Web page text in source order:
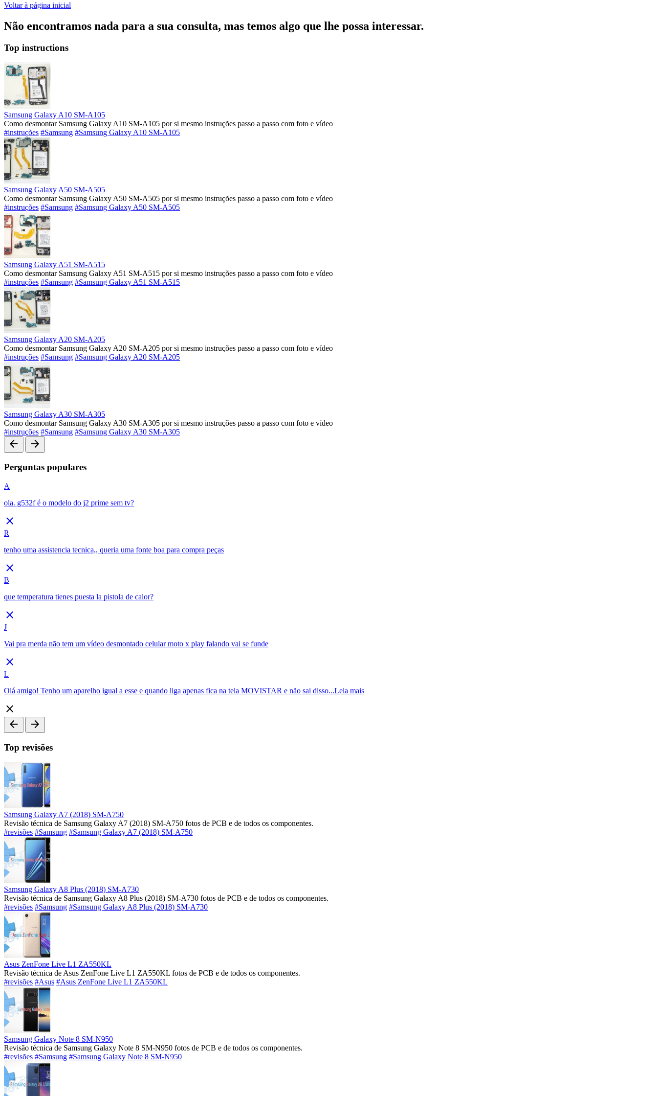
Voltar à página inicial
Não encontramos nada para a sua consulta, mas temos algo que lhe possa interessar.
Top instructions
Samsung Galaxy A10 SM-A105
Como desmontar Samsung Galaxy A10 SM-A105 por si mesmo instruções passo a passo com foto e vídeo
#instruções #Samsung #Samsung Galaxy A10 SM-A105
Samsung Galaxy A50 SM-A505
Como desmontar Samsung Galaxy A50 SM-A505 por si mesmo instruções passo a passo com foto e vídeo
#instruções #Samsung #Samsung Galaxy A50 SM-A505
Samsung Galaxy A51 SM-A515
Como desmontar Samsung Galaxy A51 SM-A515 por si mesmo instruções passo a passo com foto e vídeo
#instruções #Samsung #Samsung Galaxy A51 SM-A515
Samsung Galaxy A20 SM-A205
Como desmontar Samsung Galaxy A20 SM-A205 por si mesmo instruções passo a passo com foto e vídeo
#instruções #Samsung #Samsung Galaxy A20 SM-A205
Samsung Galaxy A30 SM-A305
Como desmontar Samsung Galaxy A30 SM-A305 por si mesmo instruções passo a passo com foto e vídeo
#instruções #Samsung #Samsung Galaxy A30 SM-A305
arrow_back arrow_forward
Perguntas populares
A
ola. g532f é o modelo do j2 prime sem tv?
close
R
tenho uma assistencia tecnica,, queria uma fonte boa para compra peças
close
B
que temperatura tienes puesta la pistola de calor?
close
J
Vai pra merda não tem um vídeo desmontado celular moto x play falando vai se funde
close
L
Olá amigo! Tenho um aparelho igual a esse e quando liga apenas fica na tela MOVISTAR e não sai disso...Leia mais
close
arrow_back
arrow_forward
Top revisões
Samsung Galaxy A7 (2018) SM-A750
Revisão técnica de Samsung Galaxy A7 (2018) SM-A750 fotos de PCB e de todos os componentes.
#revisões #Samsung #Samsung Galaxy A7 (2018) SM-A750
Samsung Galaxy A8 Plus (2018) SM-A730
Revisão técnica de Samsung Galaxy A8 Plus (2018) SM-A730 fotos de PCB e de todos os componentes.
#revisões #Samsung #Samsung Galaxy A8 Plus (2018) SM-A730
Asus ZenFone Live L1 ZA550KL
Revisão técnica de Asus ZenFone Live L1 ZA550KL fotos de PCB e de todos os componentes.
#revisões #Asus #Asus ZenFone Live L1 ZA550KL
Samsung Galaxy Note 8 SM-N950
Revisão técnica de Samsung Galaxy Note 8 SM-N950 fotos de PCB e de todos os componentes.
#revisões #Samsung #Samsung Galaxy Note 8 SM-N950